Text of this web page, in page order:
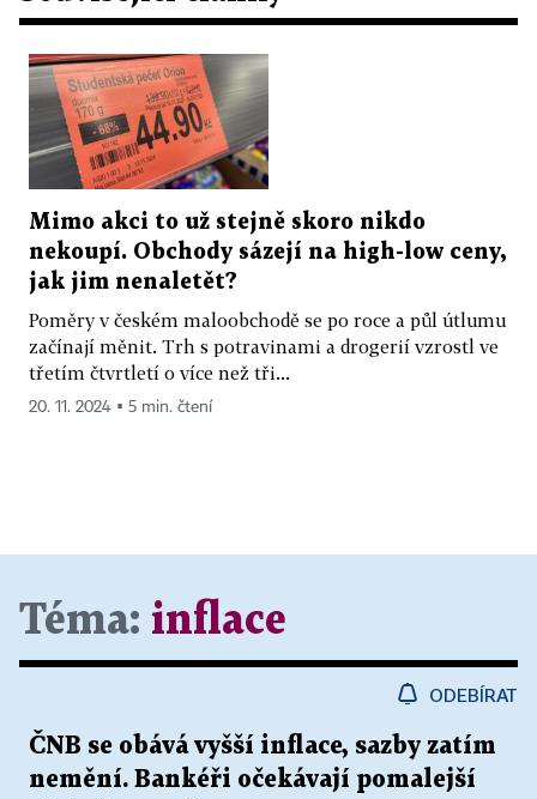
Mimo akci to už stejně skoro nikdo
nekoupí. Obchody sázejí na high-low ceny,
jak jim nenaletět?
Poměry v českém maloobchodě se po roce a půl útlumu
začínají měnit. Trh s potravinami a drogerií vzrostl ve
třetím čtvrtletí o více než tři...
20. 11. 2024 ▪ 5 min. čtení
Téma: inflace
ODEBÍRAT
ČNB se obává vyšší inflace, sazby zatím
nemění. Bankéři očekávají pomalejší